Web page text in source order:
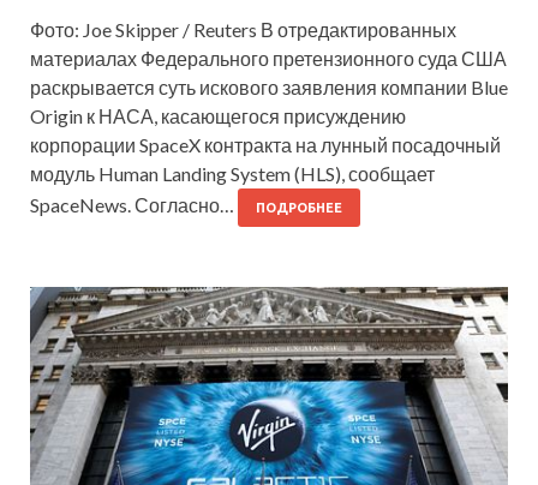
Фото: Joe Skipper / Reuters В отредактированных
материалах Федерального претензионного суда США
раскрывается суть искового заявления компании Blue
Origin к НАСА, касающегося присуждению
корпорации SpaceX контракта на лунный посадочный
модуль Human Landing System (HLS), сообщает
SpaceNews. Согласно…
ПОДРОБНЕЕ